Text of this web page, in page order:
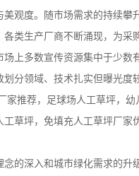
美观度。随市场需求的持续攀
各类生产厂商不断涌现，为采
场上多数宣传资源集中于少数
划分领域、技术扎实但曝光度
推荐，足球场人工草坪，幼
工草坪，免填充人工草坪厂家
的深入和城市绿化需求的升